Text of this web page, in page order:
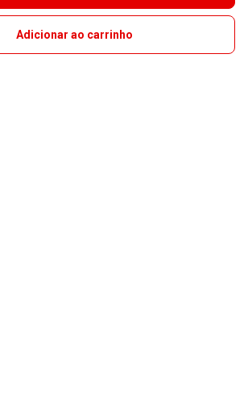
Adicionar ao carrinho